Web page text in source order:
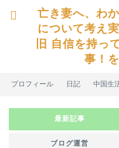
亡き妻へ、わ
について考え
旧 自信を持っ
事！
プロフィール 日記 中国生
最新記事
ブログ運営